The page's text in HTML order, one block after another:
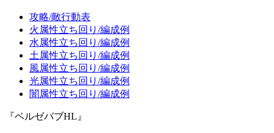
攻略/敵行動表
火属性立ち回り/編成例
水属性立ち回り/編成例
土属性立ち回り/編成例
風属性立ち回り/編成例
光属性立ち回り/編成例
闇属性立ち回り/編成例
『ベルゼバブHL』